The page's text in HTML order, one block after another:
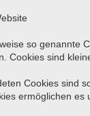
so genannte
Cookies sind
Cookies sind
ermöglichen